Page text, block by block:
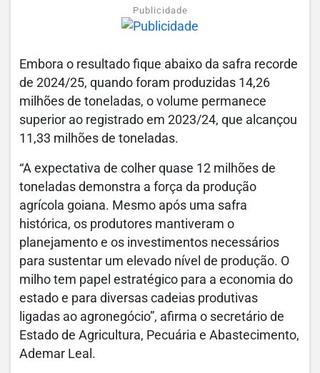
Publicidade
Embora o resultado fique abaixo da safra recorde
de 2024/25, quando foram produzidas 14,26
milhões de toneladas, o volume permanece
superior ao registrado em 2023/24, que alcançou
11,33 milhões de toneladas.
“A expectativa de colher quase 12 milhões de
toneladas demonstra a força da produção
agrícola goiana. Mesmo após uma safra
histórica, os produtores mantiveram o
planejamento e os investimentos necessários
para sustentar um elevado nível de produção. O
milho tem papel estratégico para a economia do
estado e para diversas cadeias produtivas
ligadas ao agronegócio”, afirma o secretário de
Estado de Agricultura, Pecuária e Abastecimento,
Ademar Leal.